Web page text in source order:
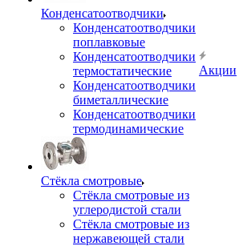
Конденсатоотводчики
Конденсатоотводчики
поплавковые
Конденсатоотводчики
термостатические
Конденсатоотводчики
биметаллические
Конденсатоотводчики
термодинамические
Стёкла смотровые
Стёкла смотровые из
углеродистой стали
Стёкла смотровые из
нержавеющей стали
Акции